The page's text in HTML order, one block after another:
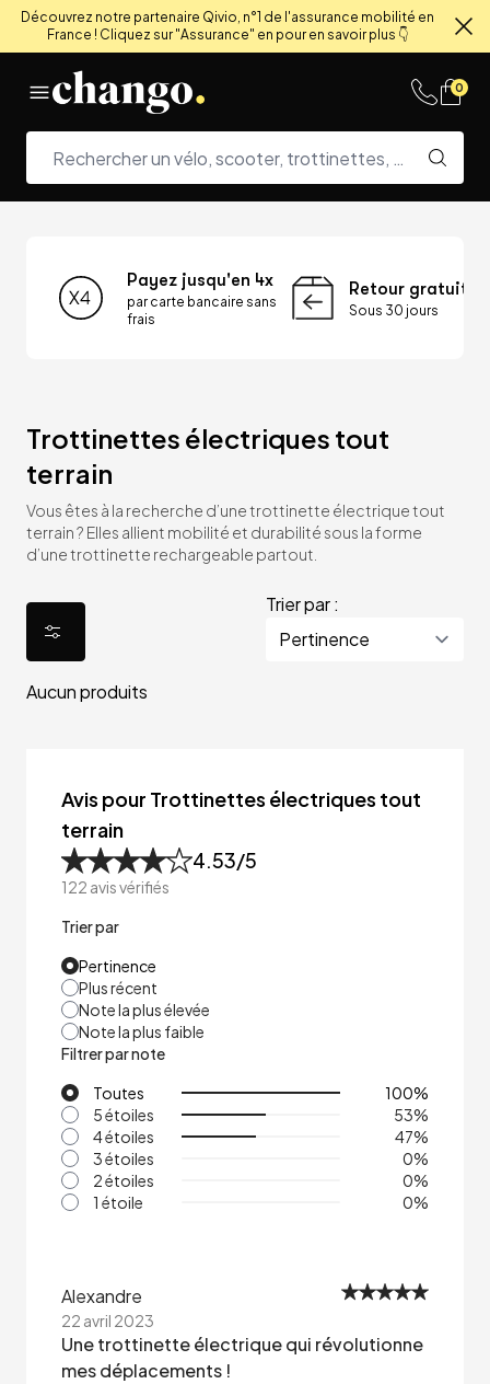
Découvrez notre partenaire Qivio, n°1 de l'assurance mobilité en
France ! Cliquez sur "Assurance" en pour en savoir plus 👇
0
Payez jusqu'en 4x
par carte bancaire sans
frais
Retour gratuit
Sous 30 jours
Trottinettes électriques tout
terrain
Vous êtes à la recherche d’une trottinette électrique tout
terrain ? Elles allient mobilité et durabilité sous la forme
d’une trottinette rechargeable partout.
Trier par :
Aucun produits
Avis pour Trottinettes électriques tout
terrain
4.53/5
122 avis vérifiés
Trier par
Pertinence
Plus récent
Note la plus élevée
Note la plus faible
Filtrer par note
Toutes
100%
5 étoiles
53%
4 étoiles
47%
3 étoiles
0%
2 étoiles
0%
1 étoile
0%
Alexandre
22 avril 2023
Une trottinette électrique qui révolutionne
mes déplacements !